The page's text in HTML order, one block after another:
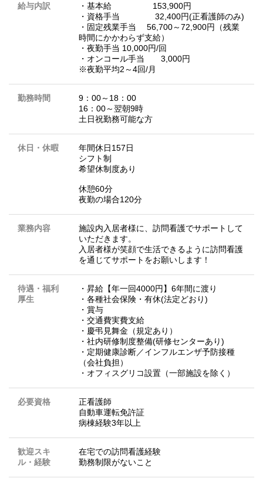
給与内訳
・基本給 153,900円
・資格手当 32,400円(正看護師のみ)
・固定残業手当 56,700～72,900円（残業
時間にかかわらず支給）
・夜勤手当 10,000円/回
・オンコール手当 3,000円
※夜勤平均2～4回/月
勤務時間
9：00～18：00
16：00～翌朝9時
土日祝勤務可能な方
休日・休暇
年間休日157日
シフト制
希望休制度あり
休憩60分
夜勤の場合120分
業務内容
施設内入居者様に、訪問看護でサポートして
いただきます。
入居者様が笑顔で生活できるように訪問看護
を通じてサポートをお願いします！
待遇・福利
厚生
・昇給【年一回4000円】6年間に渡り
・各種社会保険・有休(法定どおり)
・賞与
・交通費実費支給
・慶弔見舞金（規定あり）
・社内研修制度整備(研修センターあり)
・定期健康診断／インフルエンザ予防接種
（会社負担）
・オフィスグリコ設置（一部施設を除く）
必要資格
正看護師
自動車運転免許証
病棟経験3年以上
歓迎スキ
ル・経験
在宅での訪問看護経験
勤務制限がないこと